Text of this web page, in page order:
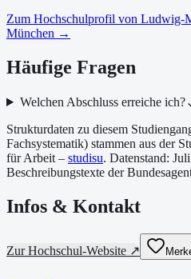
Zum Hochschulprofil von Ludwig-
München →
Häufige Fragen
Welchen Abschluss erreiche ich?
Strukturdaten zu diesem
Fachsystematik) stammen aus der
für Arbeit – studisu. Datenstand:
Beschreibungstexte der
Infos & Kontakt
Zur Hochschul-Website ↗